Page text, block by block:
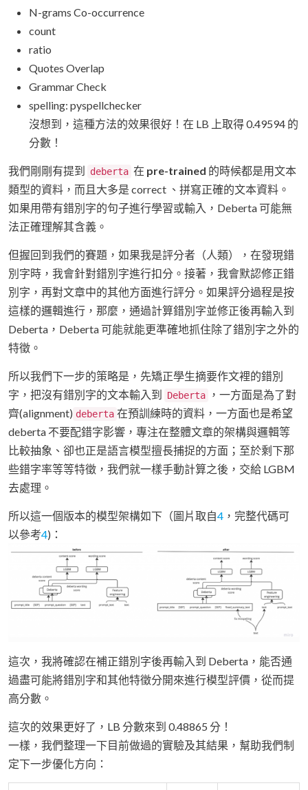
N-grams Co-occurrence
count
ratio
Quotes Overlap
Grammar Check
spelling: pyspellchecker
沒想到，這種方法的效果很好！在 LB 上取得 0.49594 的
分數！
我們剛剛有提到 deberta 在 pre-trained 的時候都是用文本
類型的資料，而且大多是 correct 、拼寫正確的文本資料。
如果用帶有錯別字的句子進行學習或輸入，Deberta 可能無
法正確理解其含義。
但握回到我們的賽題，如果我是評分者（人類），在發現錯
別字時，我會針對錯別字進行扣分。接著，我會默認修正錯
別字，再對文章中的其他方面進行評分。如果評分過程是按
這樣的邏輯進行，那麼，通過計算錯別字並修正後再輸入到
Deberta，Deberta 可能就能更準確地抓住除了錯別字之外的
特徵。
所以我們下一步的策略是，先矯正學生摘要作文裡的錯別
字，把沒有錯別字的文本輸入到 Deberta
，一方面是為了對
齊(alignment) deberta 在預訓練時的資料，一方面也是希望
deberta 不要配錯字影響，專注在整體文章的架構與邏輯等
比較抽象、卻也正是語言模型擅長捕捉的方面；至於剩下那
些錯字率等等特徵，我們就一樣手動計算之後，交給 LGBM
去處理。
所以這一個版本的模型架構如下（圖片取自4 ，完整代碼可
以參考4)：
這次，我將確認在補正錯別字後再輸入到 Deberta，能否通
過盡可能將錯別字和其他特徵分開來進行模型評價，從而提
高分數。
這次的效果更好了，LB 分數來到 0.48865 分！
一樣，我們整理一下目前做過的實驗及其結果，幫助我們制
定下一步優化方向：